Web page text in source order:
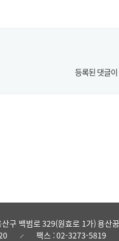
등록된 댓글
구 백범로 329(원효로 1가) 용산
팩스 : 02-3273-5819